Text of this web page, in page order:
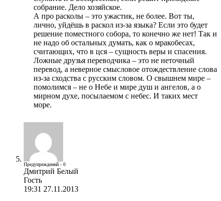
собрание. Дело хозяйское.
А про расколы – это ужастик, не более. Вот ты,
лично, уйдёшь в раскол из-за языка? Если это будет
решение поместного собора, то конечно же нет! Так и
не надо об остальных думать, как о мракобесах,
считающих, что в цся – сущность веры и спасения.
Ложные друзья переводчика – это не неточный
перевод, а неверное смысловое отождествление слова
из-за сходства с русским словом. О свышнем мире –
помолимся – не о Небе и мире душ и ангелов, а о
мирном духе, посылаемом с небес. И таких мест
море.
Предупреждений - 0
Дмитрий Белый
Гость
19:31 27.11.2013